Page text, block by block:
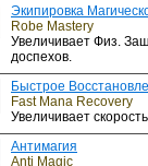
Экипировка
Robe Mastery
Увеличивает Физ.
доспехов.
Быстрое
Fast Mana Recovery
Увеличивает
Антимагия
Anti Magic